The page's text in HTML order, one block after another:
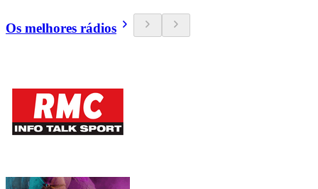
Os melhores rádios